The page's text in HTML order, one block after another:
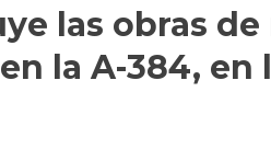
las obras
la A-384, en